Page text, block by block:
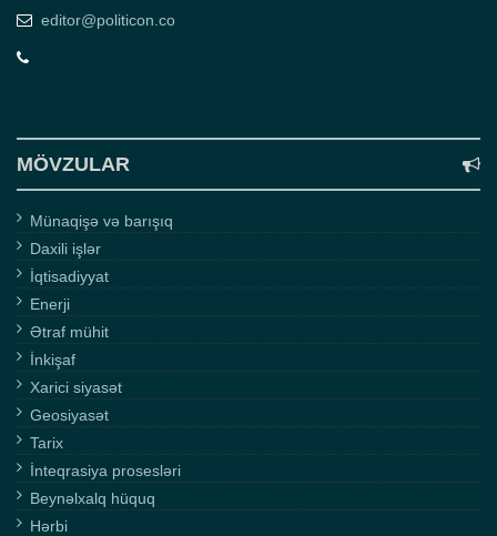
editor@politicon.co
MÖVZULAR
Münaqişə və barışıq
Daxili işlər
İqtisadiyyat
Enerji
Ətraf mühit
İnkişaf
Xarici siyasət
Geosiyasət
Tarix
İnteqrasiya prosesləri
Beynəlxalq hüquq
Hərbi